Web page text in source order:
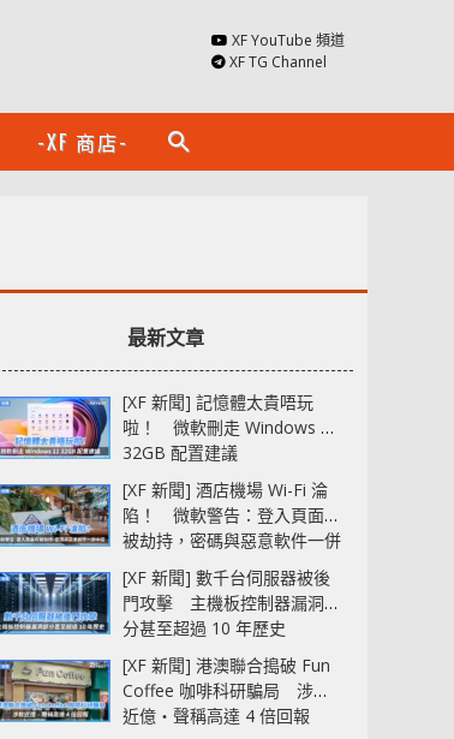
XF YouTube 頻道
XF TG Channel
-XF 商店- search
最新文章
[XF 新聞] 記憶體太貴唔玩
啦！ 微軟刪走 Windows 11
32GB 配置建議
[XF 新聞] 酒店機場 Wi-Fi 淪
陷！ 微軟警告：登入頁面可
被劫持，密碼與惡意軟件一併
中招
[XF 新聞] 數千台伺服器被後
門攻擊 主機板控制器漏洞部
分甚至超過 10 年歷史
[XF 新聞] 港澳聯合搗破 Fun
Coffee 咖啡科研騙局 涉款
近億‧聲稱高達 4 倍回報